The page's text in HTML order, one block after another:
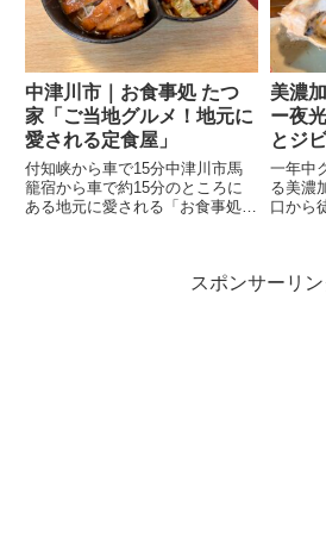
中津川市｜お食事処 たつ
家「ご当地グルメ！地元に
愛される定食屋」
付知峡から車で15分中津川市馬
籠宿から車で約15分のところに
ある地元に愛される「お食事処
1,200円（税込）というお値打ち
美濃
ー夜
とジ
一年中
る美濃
口から
す。牡
スポンサーリン